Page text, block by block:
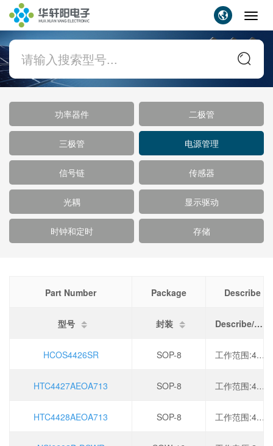
功率器件 二极管
三极管 电源管理
信号链 传感器
光耦 显示驱动
时钟和定时 存储
Part Number Package Describe
型号 封装 Describe/描述
HCOS4426SR SOP-8 工作范围:4.5V-5.5V,最大输入负压:-5V,输出峰值电流:2A,
HTC4427AEOA713 SOP-8 工作范围:4.5V-5.5V,最大输入负压:-5V,输出峰值电流:2A,
HTC4428AEOA713 SOP-8 工作范围:4.5V-5.5V,最大输入负压:-5V,输出峰值电流:2A,